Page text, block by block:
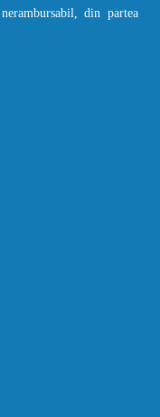
din partea